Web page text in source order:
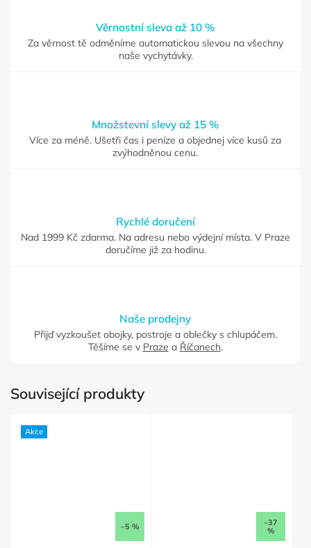
Věrnostní sleva až 10 %
Za věrnost tě odměníme automatickou slevou na všechny
naše vychytávky.
Množstevní slevy až 15 %
Více za méně. Ušetři čas i peníze a objednej více kusů za
zvýhodněnou cenu.
Rychlé doručení
Nad 1999 Kč zdarma. Na adresu nebo výdejní místa. V Praze
doručíme již za hodinu.
Naše prodejny
Přijď vyzkoušet obojky, postroje a oblečky s chlupáčem.
Těšíme se v Praze a Říčanech.
Související produkty
Akce
–5 %
–37
%